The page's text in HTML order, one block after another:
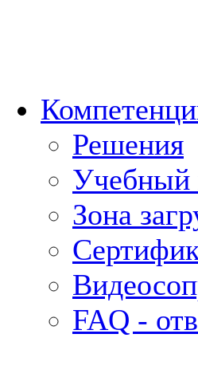
Решения
Учебный
Зона
FAQ -